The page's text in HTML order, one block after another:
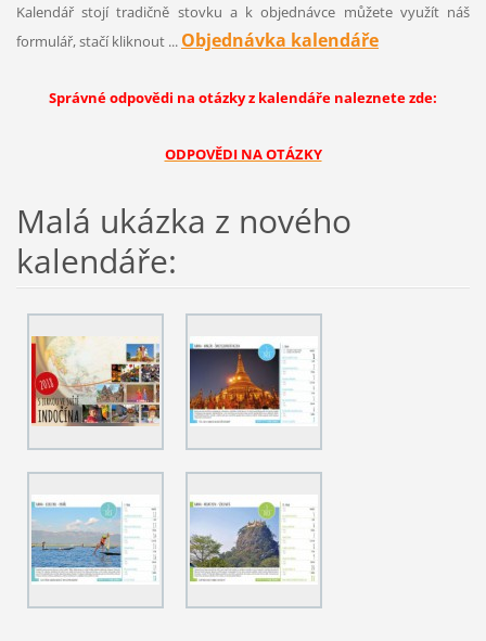
Kalendář stojí tradičně stovku a k objednávce můžete využít náš
formulář, stačí kliknout ... Objednávka kalendáře
Správné odpovědi na otázky z kalendáře naleznete zde:
ODPOVĚDI NA OTÁZKY
Malá ukázka z nového
kalendáře: